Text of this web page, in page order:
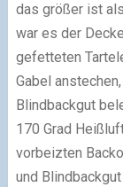
das größer ist
war es der
gefetteten
Gabel
Blindbackgut
170 Grad
vorbeizten
und